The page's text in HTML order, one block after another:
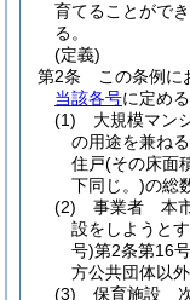
育てることがで
る。
(定義)
第2条
この条例に
当該各号に定め
(1)
大規模マン
の用途を兼ね
住戸(その床面
下同じ。)の総
(2)
事業者 本
設をしようと
号)第2条第16
方公共団体以
(3)
保育施設 次